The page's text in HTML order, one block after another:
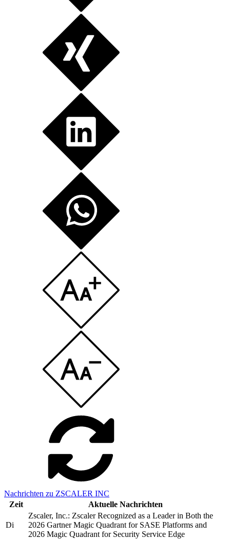
Nachrichten zu ZSCALER INC
Zeit
Aktuelle Nachrichten
Di
Zscaler, Inc.: Zscaler Recognized as a Leader in Both the
2026 Gartner Magic Quadrant for SASE Platforms and
2026 Magic Quadrant for Security Service Edge